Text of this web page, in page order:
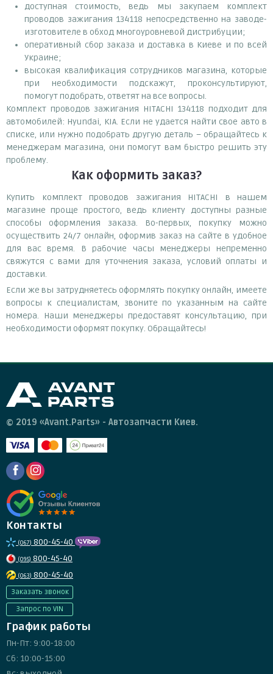
доступная стоимость, ведь мы закупаем комплект
проводов зажигания 134118 непосредственно на заводе-
изготовителе в обход многоуровневой дистрибуции;
оперативный сбор заказа и доставка в Киеве и по всей
Украине;
высокая квалификация сотрудников магазина, которые
при необходимости подскажут, проконсультируют,
помогут подобрать, ответят на все вопросы.
Комплект проводов зажигания HITACHI 134118 подходит для
автомобилей: Hyundai, KIA. Если не удается найти свое авто в
списке, или нужно подобрать другую деталь – обращайтесь к
менеджерам магазина, они помогут вам быстро решить эту
проблему.
Как оформить заказ?
Купить комплект проводов зажигания HITACHI в нашем
магазине проще простого, ведь клиенту доступны разные
способы оформления заказа. Во-первых, покупку можно
осуществить 24/7 онлайн, оформив заказ на сайте в удобное
для вас время. В рабочие часы менеджеры непременно
свяжутся с вами для уточнения заказа, условий оплаты и
доставки.
Если же вы затрудняетесь оформлять покупку онлайн, имеете
вопросы к специалистам, звоните по указанным на сайте
номера. Наши менеджеры предоставят консультацию, при
необходимости оформят покупку. Обращайтесь!
© 2019 «Avant.Parts» - Автозапчасти Киев.
Контакты
(067) 800-45-40
(095) 800-45-40
(063) 800-45-40
Заказать звонок
Запрос по VIN
График работы
Пн-Пт: 9:00-18:00
Сб: 10:00-15:00